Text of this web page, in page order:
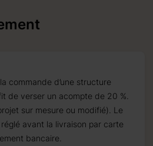
commande d’une structure
de verser un acompte de 20 %.
sur mesure ou modifié). Le
avant la livraison par carte
bancaire.